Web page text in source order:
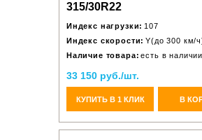
315/30R22
Индекс нагрузки: 107
Индекс скорости: Y(до 300 км/
Наличие товара: есть в наличии
33 150 руб./шт.
КУПИТЬ В 1 КЛИК В